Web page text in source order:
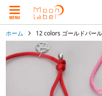
ホーム 12 colors ゴールドパー
メ
ー